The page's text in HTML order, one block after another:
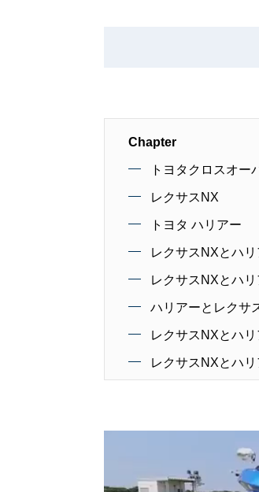
Chapter
トヨタクロスオー
レクサスNX
トヨタ ハリアー
レクサスNXとハ
レクサスNXとハ
ハリアーとレクサ
レクサスNXとハ
レクサスNXとハ